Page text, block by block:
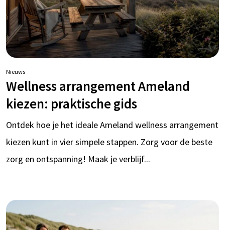
Nieuws
Wellness arrangement Ameland
kiezen: praktische gids
Ontdek hoe je het ideale Ameland wellness arrangement
kiezen kunt in vier simpele stappen. Zorg voor de beste
zorg en ontspanning! Maak je verblijf...